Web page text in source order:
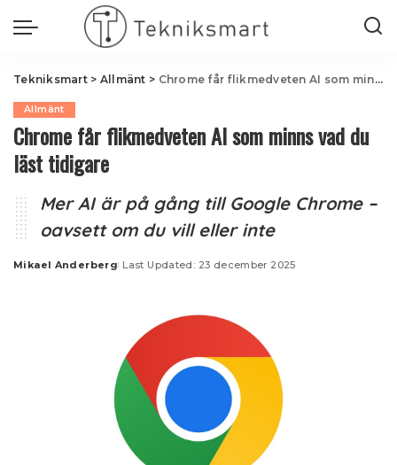
Tekniksmart> Allmänt > Chrome får flikmedveten AI som minns vad du läst tidigare
Allmänt
Chrome får flikmedveten AI som minns vad du
läst tidigare
Mer AI är på gång till Google Chrome –
oavsett om du vill eller inte
Posted
Mikael Anderberg Last Updated: 23 december 2025